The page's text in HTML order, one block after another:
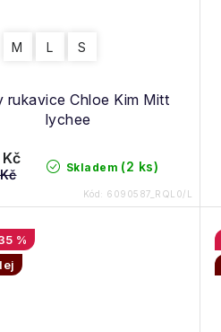
rukavice Chloe Kim Mitt
lychee
M L S
Skladem (2 ks)
Kód: 6090587_RQL0/L
%